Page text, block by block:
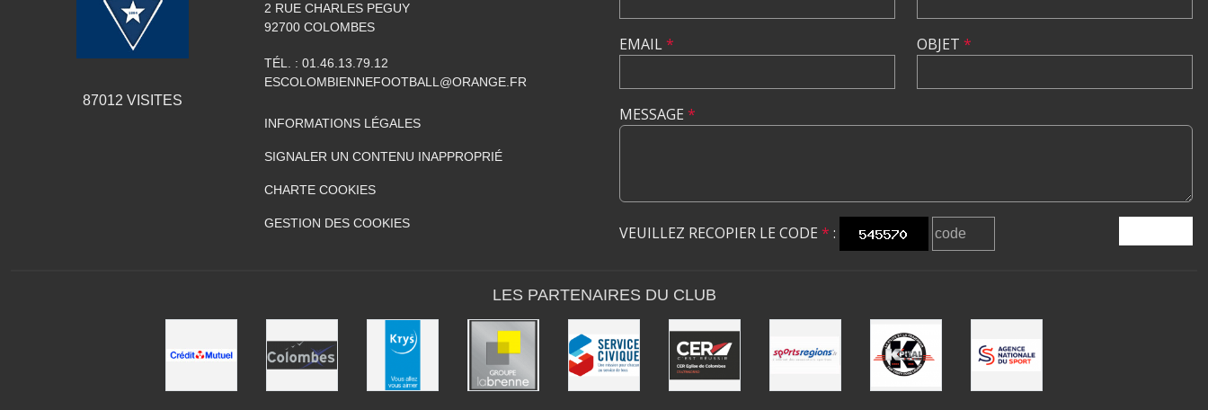
87012 VISITES
2 RUE CHARLES PEGUY
92700 COLOMBES
TÉL. : 01.46.13.79.12
ESCOLOMBIENNEFOOTBALL@ORANGE.FR
INFORMATIONS LÉGALES
SIGNALER UN CONTENU INAPPROPRIÉ
CHARTE COOKIES
GESTION DES COOKIES
EMAIL* OBJET *
MESSAGE *
VEUILLEZ RECOPIER LE CODE * :
LES PARTENAIRES DU CLUB